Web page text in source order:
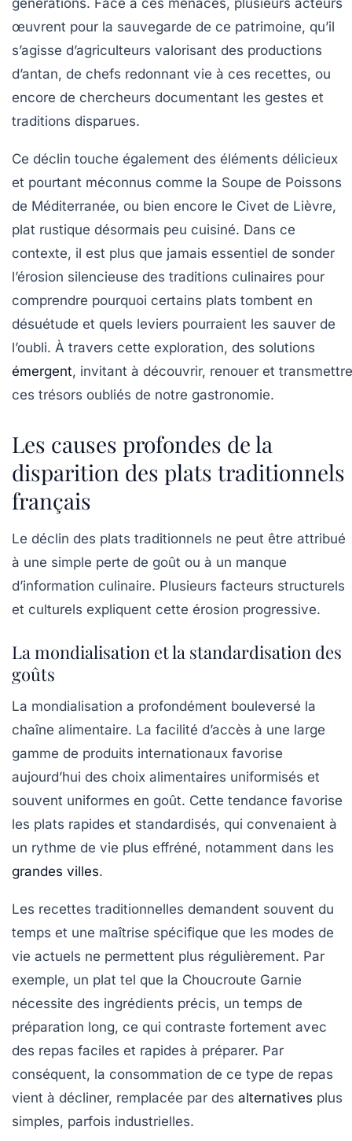
générations. Face à ces menaces, plusieurs acteurs
œuvrent pour la sauvegarde de ce patrimoine, qu’il
s’agisse d’agriculteurs valorisant des productions
d’antan, de chefs redonnant vie à ces recettes, ou
encore de chercheurs documentant les gestes et
traditions disparues.
Ce déclin touche également des éléments délicieux
et pourtant méconnus comme la Soupe de Poissons
de Méditerranée, ou bien encore le Civet de Lièvre,
plat rustique désormais peu cuisiné. Dans ce
contexte, il est plus que jamais essentiel de sonder
l’érosion silencieuse des traditions culinaires pour
comprendre pourquoi certains plats tombent en
désuétude et quels leviers pourraient les sauver de
l’oubli. À travers cette exploration, des solutions
émergent, invitant à découvrir, renouer et transmettre
ces trésors oubliés de notre gastronomie.
Les causes profondes de la
disparition des plats traditionnels
français
Le déclin des plats traditionnels ne peut être attribué
à une simple perte de goût ou à un manque
d’information culinaire. Plusieurs facteurs structurels
et culturels expliquent cette érosion progressive.
La mondialisation et la standardisation des
goûts
La mondialisation a profondément bouleversé la
chaîne alimentaire. La facilité d’accès à une large
gamme de produits internationaux favorise
aujourd’hui des choix alimentaires uniformisés et
souvent uniformes en goût. Cette tendance favorise
les plats rapides et standardisés, qui convenaient à
un rythme de vie plus effréné, notamment dans les
grandes villes.
Les recettes traditionnelles demandent souvent du
temps et une maîtrise spécifique que les modes de
vie actuels ne permettent plus régulièrement. Par
exemple, un plat tel que la Choucroute Garnie
nécessite des ingrédients précis, un temps de
préparation long, ce qui contraste fortement avec
des repas faciles et rapides à préparer. Par
conséquent, la consommation de ce type de repas
vient à décliner, remplacée par des alternatives plus
simples, parfois industrielles.